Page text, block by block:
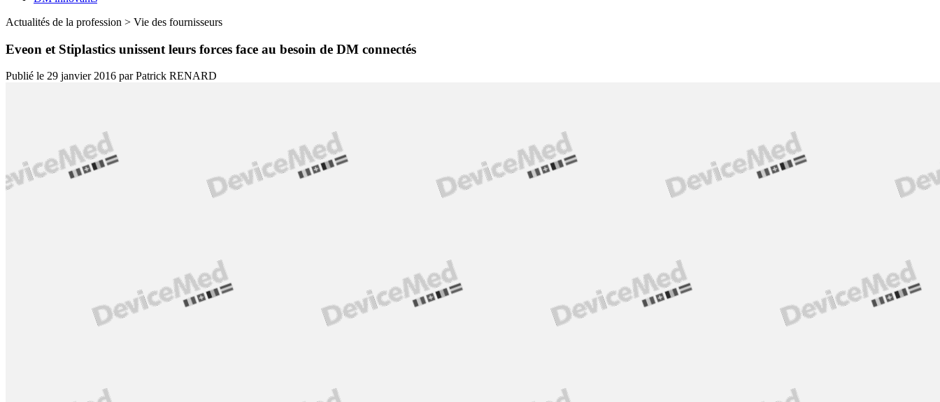
Actualités de la profession > Vie des fournisseurs
Eveon et Stiplastics unissent leurs forces face au besoin de DM connectés
Publié le 29 janvier 2016 parPatrick RENARD